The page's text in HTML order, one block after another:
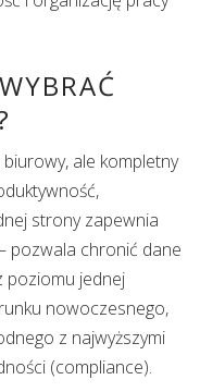
ale kompletny
strony zapewnia
pozwala chronić dane
poziomu jednej
nowoczesnego,
z najwyższymi
(compliance).